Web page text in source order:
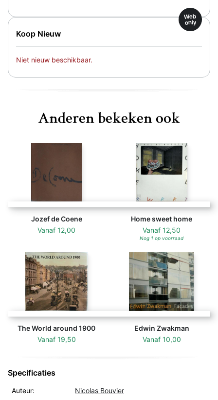
Koop Nieuw
Web
only
Niet nieuw beschikbaar.
Anderen bekeken ook
Jozef de Coene
Vanaf 12,00
Home sweet home
Vanaf 12,50
Nog 1 op voorraad
The World around 1900
Vanaf 19,50
Edwin Zwakman
Vanaf 10,00
Specificaties
Auteur: Nicolas Bouvier